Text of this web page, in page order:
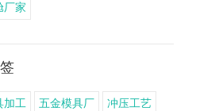
厂家
加工 五金模具厂 冲压工艺